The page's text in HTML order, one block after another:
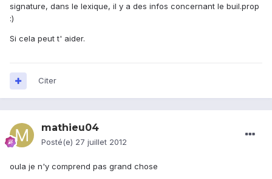
signature, dans le lexique, il y a des infos concernant le buil.prop
:)
Si cela peut t' aider.
Citer
mathieu04
Posté(e) 27 juillet 2012
oula je n'y comprend pas grand chose